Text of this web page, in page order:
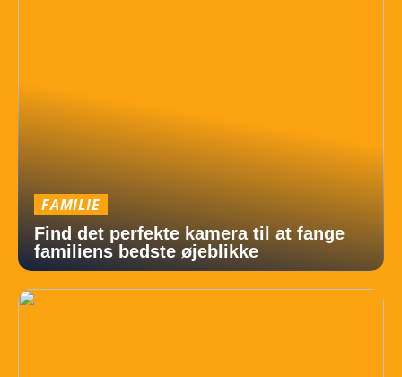
FAMILIE
Find det perfekte kamera til at fange
familiens bedste øjeblikke